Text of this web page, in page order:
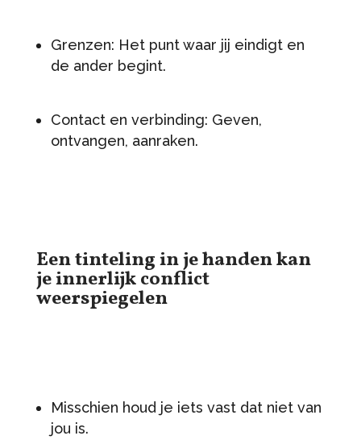
Grenzen: Het punt waar jij eindigt en
de ander begint.
Contact en verbinding: Geven,
ontvangen, aanraken.
Een tinteling in je handen kan
je innerlijk conflict
weerspiegelen
Misschien houd je iets vast dat niet van
jou is.